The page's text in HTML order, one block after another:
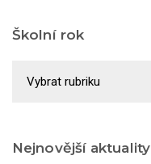
Školní rok
Nejnovější aktuality